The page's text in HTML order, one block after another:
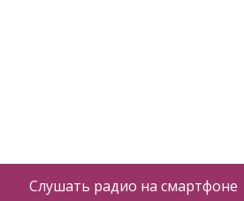
Слушать радио на смартфоне